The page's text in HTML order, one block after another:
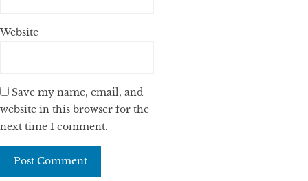
Website
Save my name, email, and
website in this browser for the
next time I comment.